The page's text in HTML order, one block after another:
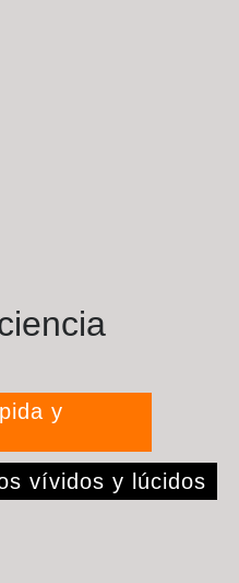
y
vívidos y lúcidos